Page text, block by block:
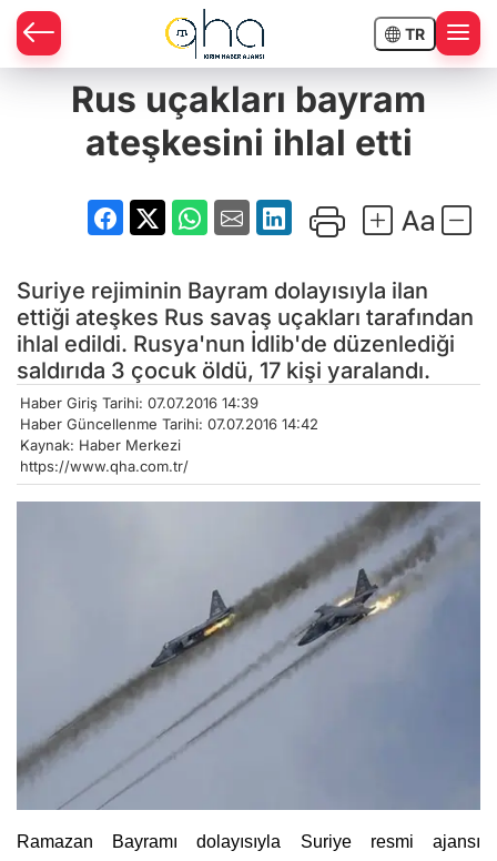
TR
Rus uçakları bayram
ateşkesini ihlal etti
Suriye rejiminin Bayram dolayısıyla ilan
ettiği ateşkes Rus savaş uçakları tarafından
ihlal edildi. Rusya'nun İdlib'de düzenlediği
saldırıda 3 çocuk öldü, 17 kişi yaralandı.
Haber Giriş Tarihi: 07.07.2016 14:39
Haber Güncellenme Tarihi: 07.07.2016 14:42
Kaynak: Haber Merkezi
https://www.qha.com.tr/
Ramazan Bayramı dolayısıyla Suriye resmi ajansı